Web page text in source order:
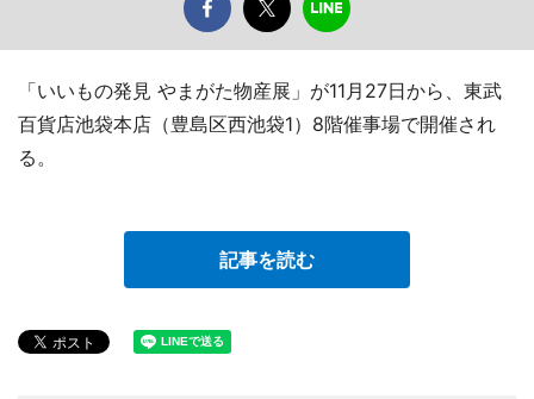
「いいもの発見 やまがた物産展」が11月27日から、東武
百貨店池袋本店（豊島区西池袋1）8階催事場で開催され
る。
記事を読む